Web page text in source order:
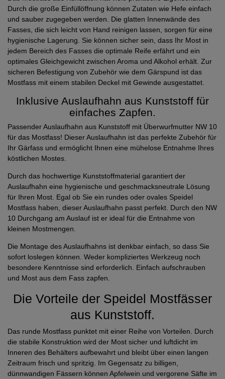
Durch die große Einfüllöffnung können Zutaten wie Hefe einfach
und sauber zugegeben werden. Die glatten Innenwände des
Fasses, die sich leicht von Hand reinigen lassen, sorgen für eine
hygienische Lagerung. Sie können sicher sein, dass Ihr Most in
jedem Bereich des Fasses die optimale Reife erfährt und ein
optimales Gleichgewicht zwischen Aroma und Alkohol erhält. Zur
sicheren Befestigung von Zubehör wie dem Gärspund ist das
Mostfass mit einem stabilen Deckel mit Gewinde ausgestattet.
Inklusive Auslaufhahn aus Kunststoff für
einfaches Zapfen.
Passender Auslaufhahn aus Kunststoff mit Überwurfmutter NW 10
für das Mostfass! Dieser Auslaufhahn ist das perfekte Zubehör für
Ihr Gärfass und ermöglicht Ihnen eine mühelose Entnahme Ihres
köstlichen Mostes.
Durch das hochwertige Kunststoffmaterial garantiert der
Auslaufhahn eine hygienische und geschmacksneutrale Lösung
für Ihren Most. Egal ob Sie ein rundes oder ovales Speidel
Mostfass haben, dieser Auslaufhahn passt perfekt. Durch den NW
10 Durchgang am Auslauf ist er ideal für die Entnahme von
kleinen Mostmengen.
Die Montage des Auslaufhahns ist denkbar einfach, so dass Sie
sofort loslegen können. Weder kompliziertes Werkzeug noch
besondere Kenntnisse sind erforderlich. Einfach aufschrauben
und Most aus dem Fass zapfen.
Die Vorteile der Speidel Mostfässer
aus Kunststoff.
Das runde Mostfass punktet mit einer Reihe von Vorteilen. Durch
die stabile Konstruktion wird der Most sicher und luftdicht im
Inneren des Behälters aufbewahrt und bleibt über einen langen
Zeitraum frisch und spritzig. Im Gegensatz zu billigen,
dünnwandigen Fässern können Apfelwein und vergorene Säfte im